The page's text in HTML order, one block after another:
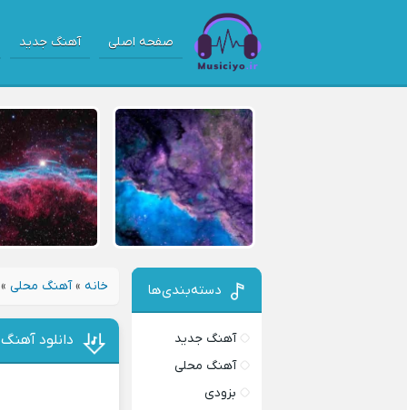
صفحه اصلی آهنگ جدید
خانه »آهنگ محلی
دانلود
دسته‌بندی‌ها
آهنگ جدید
آهنگ محلی
بزودی